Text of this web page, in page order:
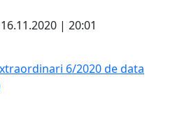
| 20:01
6/2020 de data